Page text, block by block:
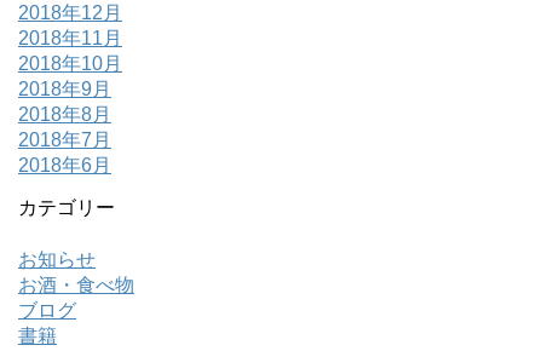
2018年12月
2018年11月
2018年10月
2018年9月
2018年8月
2018年7月
2018年6月
カテゴリー
お知らせ
お酒・食べ物
ブログ
書籍